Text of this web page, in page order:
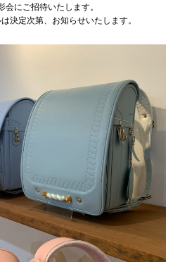
会にご招待いたします。
決定次第、お知らせいたします。